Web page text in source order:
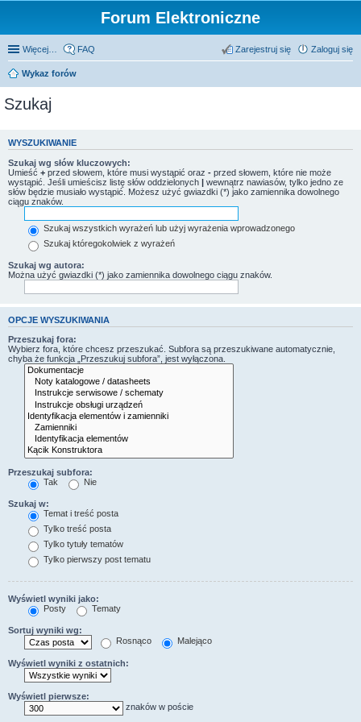
Forum Elektroniczne
Więcej… FAQ Zaloguj się
Zarejestruj się
Wykaz forów
Szukaj
WYSZUKIWANIE
Szukaj wg słów kluczowych:
Umieść + przed słowem, które musi wystąpić oraz - przed słowem, które nie może
wystąpić. Jeśli umieścisz listę słów oddzielonych | wewnątrz nawiasów, tylko jedno ze
słów będzie musiało wystąpić. Możesz użyć gwiazdki (*) jako zamiennika dowolnego
ciągu znaków.
Szukaj wszystkich wyrażeń lub użyj wyrażenia wprowadzonego
Szukaj któregokolwiek z wyrażeń
Szukaj wg autora:
Można użyć gwiazdki (*) jako zamiennika dowolnego ciągu znaków.
OPCJE WYSZUKIWANIA
Przeszukaj fora:
Wybierz fora, które chcesz przeszukać. Subfora są przeszukiwane automatycznie,
chyba że funkcja „Przeszukuj subfora”, jest wyłączona.
Przeszukaj subfora:
Tak
Nie
Szukaj w:
Temat i treść posta
Tylko treść posta
Tylko tytuły tematów
Tylko pierwszy post tematu
Wyświetl wyniki jako:
Posty
Tematy
Sortuj wyniki wg:
Rosnąco
Malejąco
Wyświetl wyniki z ostatnich:
Wyświetl pierwsze:
znaków w poście